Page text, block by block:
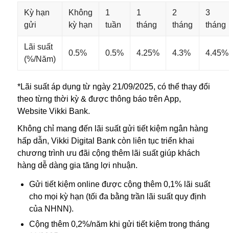
Kỳ hạn
gửi
Không
kỳ hạn
1
tuần
1
tháng
2
tháng
3
tháng
Lãi suất
(%/Năm)
0.5% 0.5% 4.25% 4.3% 4.45%
*Lãi suất áp dụng từ ngày 21/09/2025, có thể thay đổi
theo từng thời kỳ & được thông báo trên App,
Website Vikki Bank.
Không chỉ mang đến lãi suất gửi tiết kiệm ngân hàng
hấp dẫn, Vikki Digital Bank còn liên tục triển khai
chương trình ưu đãi cộng thêm lãi suất giúp khách
hàng dễ dàng gia tăng lợi nhuận.
Gửi tiết kiệm online được cộng thêm 0,1% lãi suất
cho mọi kỳ hạn (tối đa bằng trần lãi suất quy định
của NHNN).
Cộng thêm 0,2%/năm khi gửi tiết kiệm trong tháng